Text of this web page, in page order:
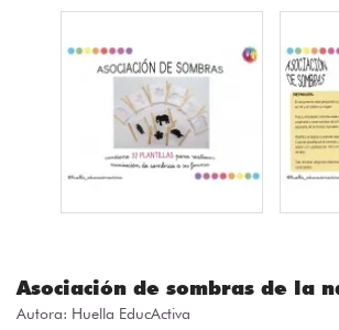
Asociación de sombras de la
Autora: Huella EducActiva